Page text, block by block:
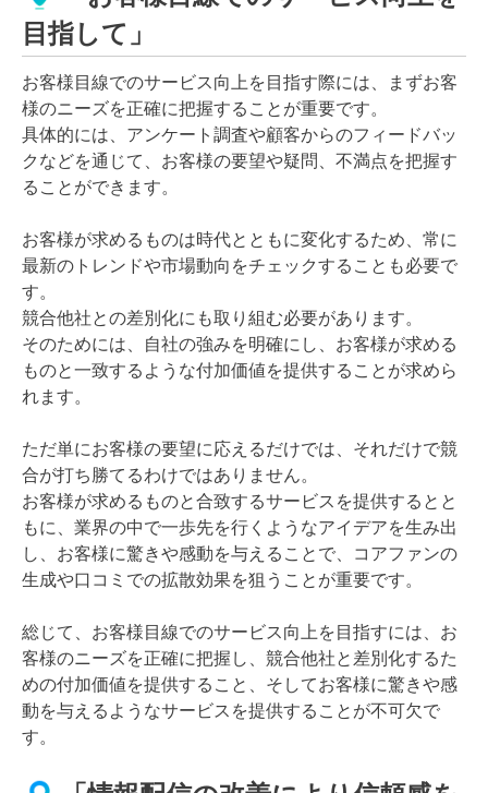
目指して」
お客様目線でのサービス向上を目指す際には、まずお客
様のニーズを正確に把握することが重要です。
具体的には、アンケート調査や顧客からのフィードバッ
クなどを通じて、お客様の要望や疑問、不満点を把握す
ることができます。
お客様が求めるものは時代とともに変化するため、常に
最新のトレンドや市場動向をチェックすることも必要で
す。
競合他社との差別化にも取り組む必要があります。
そのためには、自社の強みを明確にし、お客様が求める
ものと一致するような付加価値を提供することが求めら
れます。
ただ単にお客様の要望に応えるだけでは、それだけで競
合が打ち勝てるわけではありません。
お客様が求めるものと合致するサービスを提供するとと
もに、業界の中で一歩先を行くようなアイデアを生み出
し、お客様に驚きや感動を与えることで、コアファンの
生成や口コミでの拡散効果を狙うことが重要です。
総じて、お客様目線でのサービス向上を目指すには、お
客様のニーズを正確に把握し、競合他社と差別化するた
めの付加価値を提供すること、そしてお客様に驚きや感
動を与えるようなサービスを提供することが不可欠で
す。